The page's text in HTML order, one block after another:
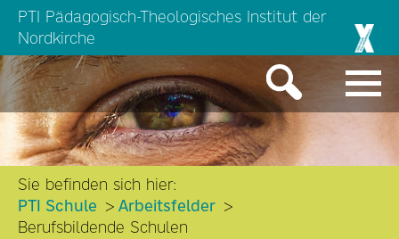
PTI Pädagogisch-Theologisches Institut der
Nordkirche
Sie befinden sich hier:
PTI Schule
Arbeitsfelder
Berufsbildende Schulen